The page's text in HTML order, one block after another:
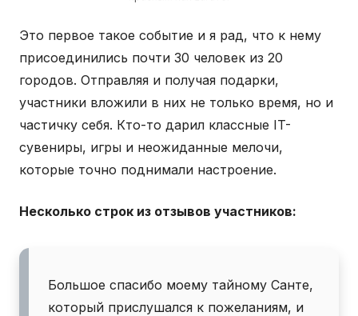
Это первое такое событие и я рад, что к нему
присоединились почти 30 человек из 20
городов. Отправляя и получая подарки,
участники вложили в них не только время, но и
частичку себя. Кто-то дарил классные IT-
сувениры, игры и неожиданные мелочи,
которые точно поднимали настроение.
Несколько строк из отзывов участников:
Большое спасибо моему тайному Санте,
который прислушался к пожеланиям, и